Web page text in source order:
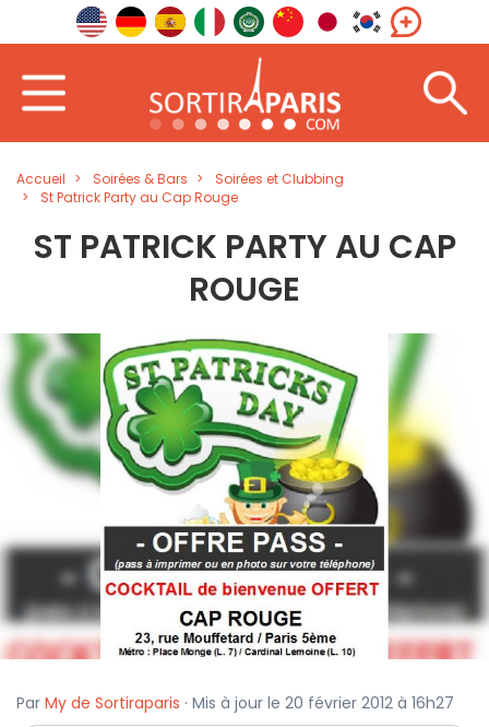
Accueil Soirées & Bars
Soirées et Clubbing
St Patrick Party au Cap Rouge
ST PATRICK PARTY AU CAP
ROUGE
Par My de Sortiraparis · Mis à jour le 20 février 2012 à 16h27